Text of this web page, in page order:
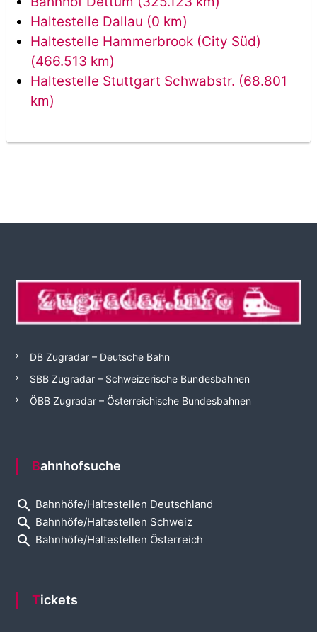
Haltestelle Dallau (0 km)
Haltestelle Hammerbrook (City Süd)
(466.513 km)
Haltestelle Stuttgart Schwabstr. (68.801
km)
DB Zugradar – Deutsche Bahn
SBB Zugradar – Schweizerische Bundesbahnen
ÖBB Zugradar – Österreichische Bundesbahnen
Bahnhofsuche
search Bahnhöfe/Haltestellen Deutschland
search Bahnhöfe/Haltestellen Schweiz
search Bahnhöfe/Haltestellen Österreich
Tickets